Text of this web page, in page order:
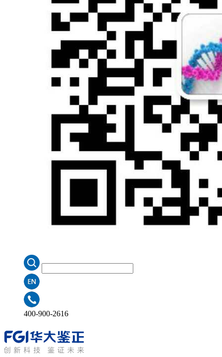
400-900-2616